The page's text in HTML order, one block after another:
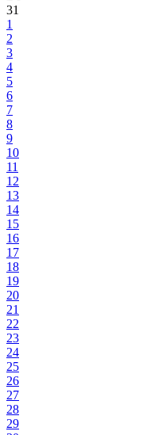
31
1
2
3
4
5
6
7
8
9
10
11
12
13
14
15
16
17
18
19
20
21
22
23
24
25
26
27
28
29